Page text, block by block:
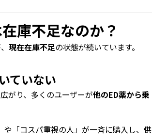
庫不足なのか？
現在在庫不足の状態が続いています。
ていない
がり、多くのユーザーが他のED薬から乗
「コスパ重視の人」が一斉に購入し、 供